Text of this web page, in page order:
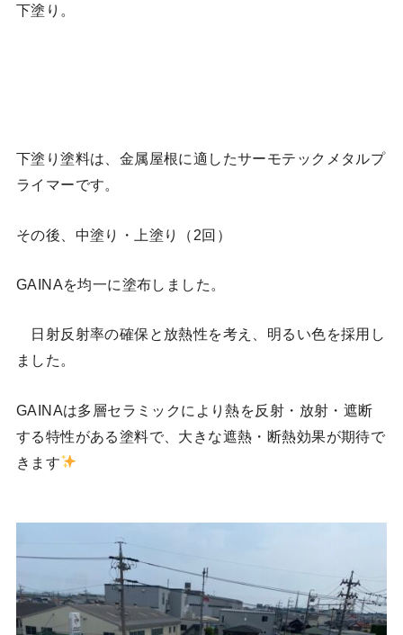
下塗り。
下塗り塗料は、金属屋根に適したサーモテックメタルプ
ライマーです。
その後、中塗り・上塗り（2回）
GAINAを均一に塗布しました。
日射反射率の確保と放熱性を考え、明るい色を採用し
ました。
GAINAは多層セラミックにより熱を反射・放射・遮断
する特性がある塗料で、大きな遮熱・断熱効果が期待で
きます